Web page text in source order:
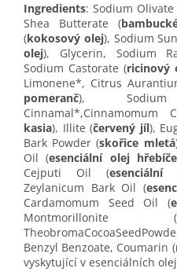
Ingredients: Sodium Olivate
Shea Butterate (
(kokosový olej), Sodium
olej), Glycerin, Sodium
Sodium Castorate (ricinový
Limonene*, Citrus
pomeranč),
Cinnamal*,Cinnamomum
kasia), Illite (červený jíl),
Bark Powder (skořice mletá
Oil (esenciální olej hřebíč
Cejputi Oil (
Zeylanicum Bark Oil (
Cardamomum Seed Oil (
Montmorillonite (
Benzyl Benzoate, Coumarin (
vyskytující v esenciálních